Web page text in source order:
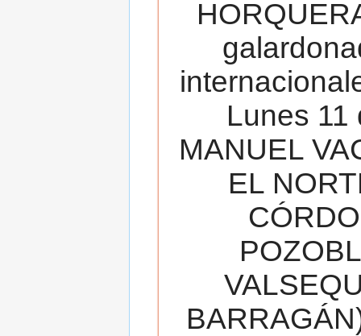
Lunes 11
MANUEL
EL